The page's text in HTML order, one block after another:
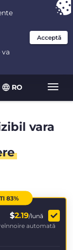
RO
la $
vara
83%
$2.19/lună
automată